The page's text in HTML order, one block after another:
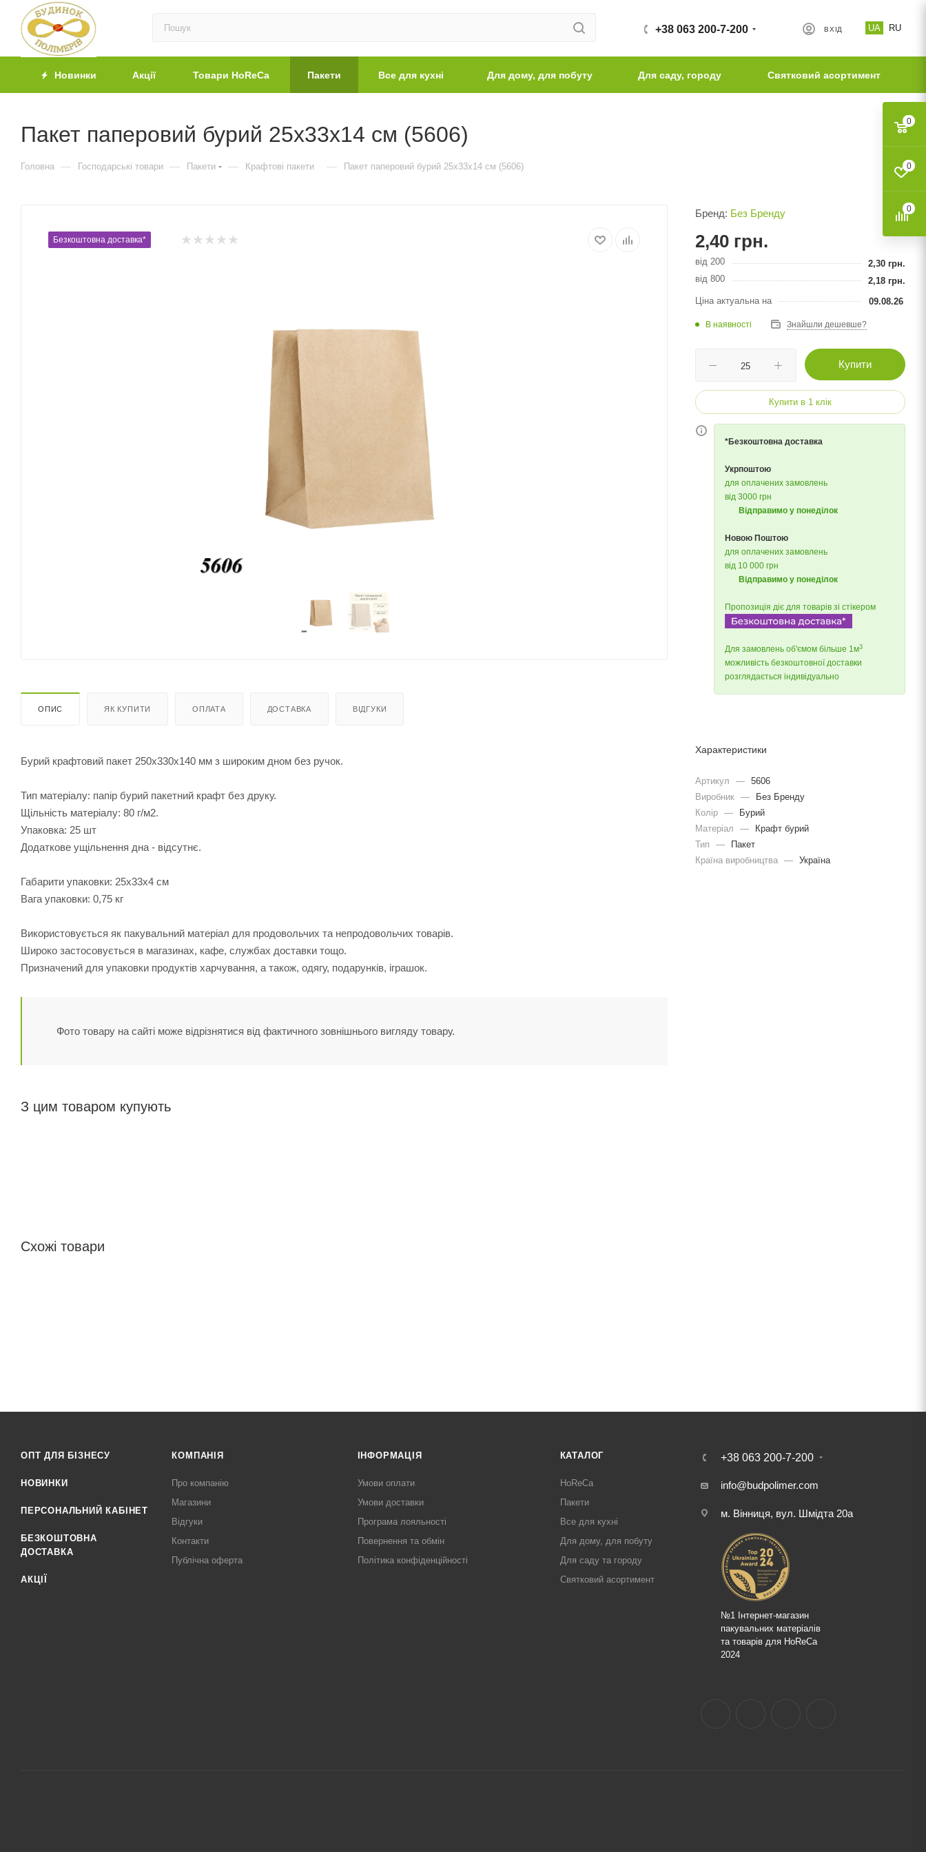
UA RU
ВХІД
+38 063 200-7-200
Новинки Акції Товари HoReCa Пакети Все для кухні Для дому, для побуту Для саду, городу Святковий асортимент
Пакет паперовий бурий 25х33х14 см (5606)
Головна — Господарські товари — Пакети — Крафтові пакети — Пакет паперовий бурий 25х33х14 см (5606)
Безкоштовна доставка*
ОПИС ЯК КУПИТИ ОПЛАТА ДОСТАВКА ВІДГУКИ
Бурий крафтовий пакет 250х330х140 мм з широким дном без ручок.
Тип матеріалу: папір бурий пакетний крафт без друку.
Щільність матеріалу: 80 г/м2.
Упаковка: 25 шт
Додаткове ущільнення дна - відсутнє.
Габарити упаковки: 25х33х4 см
Вага упаковки: 0,75 кг
Використовується як пакувальний матеріал для продовольчих та непродовольчих товарів.
Широко застосовується в магазинах, кафе, службах доставки тощо.
Призначений для упаковки продуктів харчування, а також, одягу, подарунків, іграшок.
Фото товару на сайті може відрізнятися від фактичного зовнішнього вигляду товару.
З цим товаром купують
Схожі товари
Бренд: Без Бренду
2,40 грн.
від 200 2,30 грн.
від 800
2,18 грн.
Ціна актуальна на
09.08.26
В наявності Знайшли дешевше?
Купити
Купити в 1 клік
*Безкоштовна доставка
Укрпоштою
для оплачених замовлень
від 3000 грн
Відправимо у понеділок
Новою Поштою
для оплачених замовлень
від 10 000 грн
Відправимо у понеділок
Пропозиція діє для товарів зі стікером
Для замовлень об'ємом більше 1м3
можливість безкоштовної доставки
розглядається індивідуально
Характеристики
Артикул — 5606
Виробник —
Без Бренду
Колір —
Бурий
Матеріал
—
Крафт бурий
Тип
—
Пакет
Країна виробництва — Україна
ОПТ ДЛЯ БІЗНЕСУ
НОВИНКИ
ПЕРСОНАЛЬНИЙ КАБІНЕТ
БЕЗКОШТОВНА
ДОСТАВКА
АКЦІЇ
КОМПАНІЯ
Про компанію
Магазини
Відгуки
Контакти
Публічна оферта
ІНФОРМАЦІЯ
Умови оплати
Умови доставки
Програма лояльності
Повернення та обмін
Політика конфіденційності
КАТАЛОГ
HoReCa
Пакети
Все для кухні
Для дому, для побуту
Для саду та городу
Святковий асортимент
+38 063 200-7-200
info@budpolimer.com
м. Вінниця, вул. Шмідта 20а
№1 Інтернет-магазин
пакувальних матеріалів
та товарів для HoReCa
2024
0
0
0